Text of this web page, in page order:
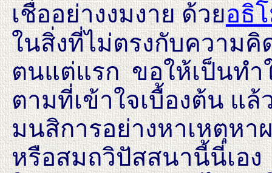
เชื่ออย่างงมงาย ด้วยอธิ
ในสิ่งที่ไม่ตรงกับความคิ
ตนแต่แรก ขอให้เป็นทำ
ตามที่เข้าใจเบื้องต้น แ
มนสิการอย่างหาเหตุหา
หรือสมถวิปัสสนานี้นี่เอ